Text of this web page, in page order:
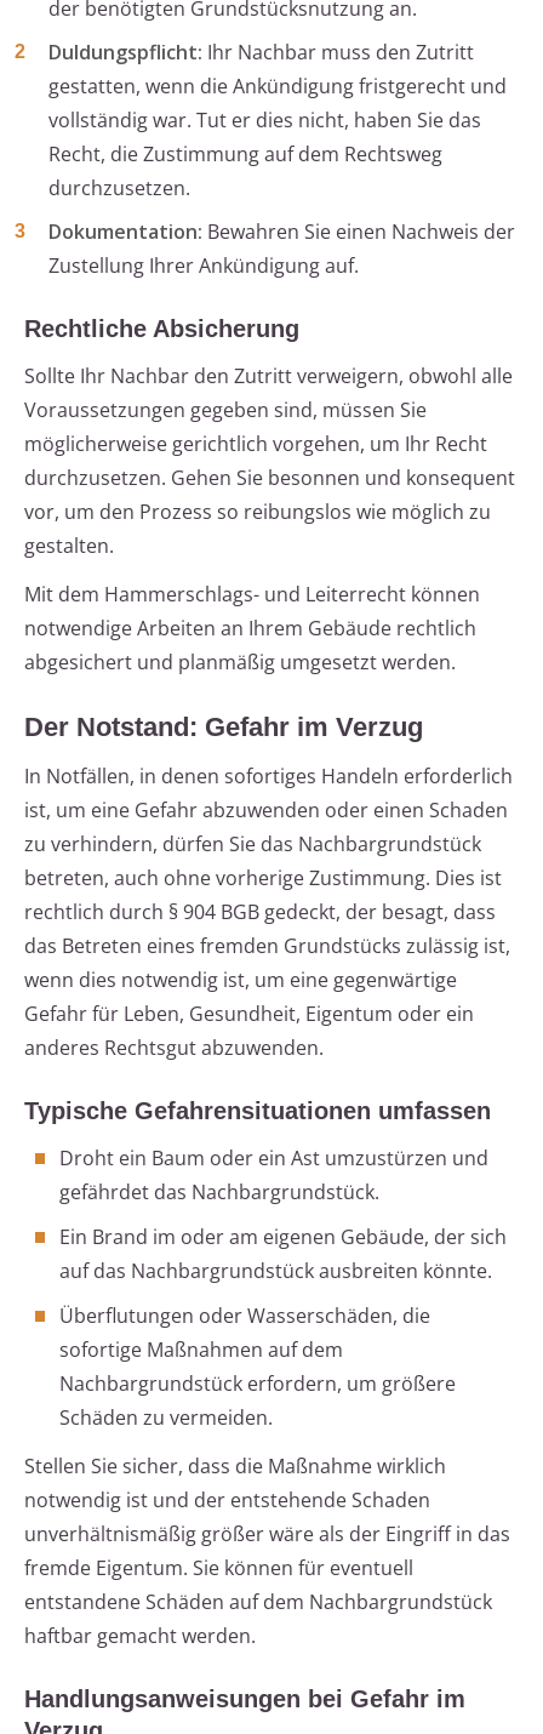
der benötigten Grundstücksnutzung an.
Duldungspflicht: Ihr Nachbar muss den Zutritt
gestatten, wenn die Ankündigung fristgerecht und
vollständig war. Tut er dies nicht, haben Sie das
Recht, die Zustimmung auf dem Rechtsweg
durchzusetzen.
Dokumentation: Bewahren Sie einen Nachweis der
Zustellung Ihrer Ankündigung auf.
Rechtliche Absicherung
Sollte Ihr Nachbar den Zutritt verweigern, obwohl alle
Voraussetzungen gegeben sind, müssen Sie
möglicherweise gerichtlich vorgehen, um Ihr Recht
durchzusetzen. Gehen Sie besonnen und konsequent
vor, um den Prozess so reibungslos wie möglich zu
gestalten.
Mit dem Hammerschlags- und Leiterrecht können
notwendige Arbeiten an Ihrem Gebäude rechtlich
abgesichert und planmäßig umgesetzt werden.
Der Notstand: Gefahr im Verzug
In Notfällen, in denen sofortiges Handeln erforderlich
ist, um eine Gefahr abzuwenden oder einen Schaden
zu verhindern, dürfen Sie das Nachbargrundstück
betreten, auch ohne vorherige Zustimmung. Dies ist
rechtlich durch § 904 BGB gedeckt, der besagt, dass
das Betreten eines fremden Grundstücks zulässig ist,
wenn dies notwendig ist, um eine gegenwärtige
Gefahr für Leben, Gesundheit, Eigentum oder ein
anderes Rechtsgut abzuwenden.
Typische Gefahrensituationen umfassen
Droht ein Baum oder ein Ast umzustürzen und
gefährdet das Nachbargrundstück.
Ein Brand im oder am eigenen Gebäude, der sich
auf das Nachbargrundstück ausbreiten könnte.
Überflutungen oder Wasserschäden, die
sofortige Maßnahmen auf dem
Nachbargrundstück erfordern, um größere
Schäden zu vermeiden.
Stellen Sie sicher, dass die Maßnahme wirklich
notwendig ist und der entstehende Schaden
unverhältnismäßig größer wäre als der Eingriff in das
fremde Eigentum. Sie können für eventuell
entstandene Schäden auf dem Nachbargrundstück
haftbar gemacht werden.
Handlungsanweisungen bei Gefahr im